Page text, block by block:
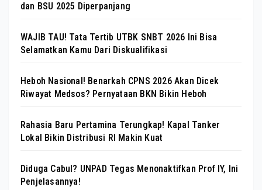
dan BSU 2025 Diperpanjang
WAJIB TAU! Tata Tertib UTBK SNBT 2026 Ini Bisa
Selamatkan Kamu Dari Diskualifikasi
Heboh Nasional! Benarkah CPNS 2026 Akan Dicek
Riwayat Medsos? Pernyataan BKN Bikin Heboh
Rahasia Baru Pertamina Terungkap! Kapal Tanker
Lokal Bikin Distribusi RI Makin Kuat
Diduga Cabul? UNPAD Tegas Menonaktifkan Prof IY, Ini
Penjelasannya!